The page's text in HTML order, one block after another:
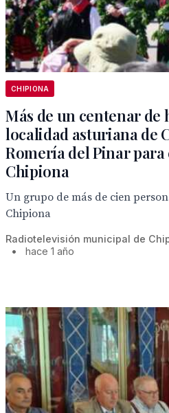
CHIPIONA
Más de un centenar de
localidad asturiana de
Romería del Pinar
Chipiona
Un grupo de más de cien
Chipiona
Radiotelevisión municipal de
•
hace 1 año